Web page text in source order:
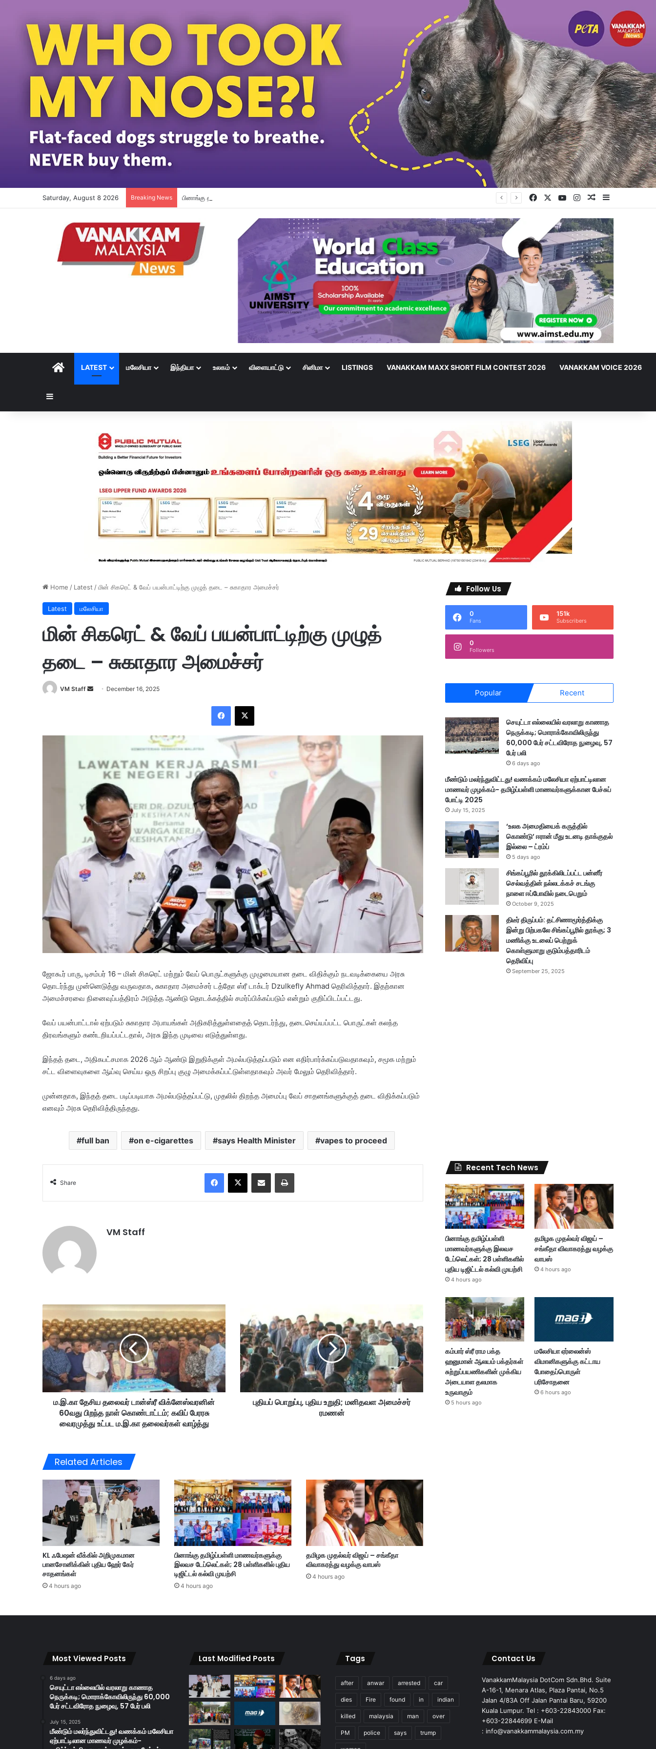
Saturday, August 8 2026 Breaking News பினாங்கு தமிழ்ப்பள்ளி மாணவர்களுக்கு இலவச டேப்லெட்கள்; 28 பள்ளிகளில் புதிய டிஜிட்டல் கல்வி முயற்சி Facebook YouTubeInstagramRandom Article
HOMELATEST மலேசியா இந்தியா உலகம் விளையாட்டு சினிமா LISTINGS VANAKKAM MAXX SHORT FILM CONTEST 2026 VANAKKAM VOICE 2026
Home / Latest /மின் சிகரெட் & வேப் பயன்பாட்டிற்கு முழுத் தடை – சுகாதார அமைச்சர்
Latest மலேசியா
மின் சிகரெட் & வேப் பயன்பாட்டிற்கு முழுத்
தடை – சுகாதார அமைச்சர்
VM Staff
e
m
l
December 16, 2025
ஜோகூர் பாரு, டிசம்பர் 16 – மின் சிகரெட் மற்றும் வேப் பொருட்களுக்கு முழுமையான தடை விதிக்கும் நடவடிக்கையை அரசு
தொடர்ந்து முன்னெடுத்து வருவதாக, சுகாதார அமைச்சர் டத்தோ ஸ்ரீ டாக்டர் Dzulkefly Ahmad தெரிவித்தார். இதற்கான
அமைச்சரவை நினைவுப்பத்திரம் அடுத்த ஆண்டு தொடக்கத்தில் சமர்ப்பிக்கப்படும் என்றும் குறிப்பிடப்பட்டது.
வேப் பயன்பாட்டால் ஏற்படும் சுகாதார அபாயங்கள் அதிகரித்துள்ளதைத் தொடர்ந்து, தடைசெய்யப்பட்ட பொருட்கள் கலந்த
திரவங்களும் கண்டறியப்பட்டதால், அரசு இந்த முடிவை எடுத்துள்ளது.
இந்தத் தடை, அதிகபட்சமாக 2026 ஆம் ஆண்டு இறுதிக்குள் அமல்படுத்தப்படும் என எதிர்பார்க்கப்படுவதாகவும், சமூக மற்றும்
சட்ட விளைவுகளை ஆய்வு செய்ய ஒரு சிறப்பு குழு அமைக்கப்பட்டுள்ளதாகவும் அவர் மேலும் தெரிவித்தார்.
முன்னதாக, இந்தத் தடை படிப்படியாக அமல்படுத்தப்பட்டு, முதலில் திறந்த அமைப்பு வேப் சாதனங்களுக்குத் தடை விதிக்கப்படும்
எனவும் அரசு தெரிவித்திருந்தது.
full ban on e-cigarettes says Health Minister vapes to proceed
Share
VM Staff
.
இ
.
கா
தே
சி
ய
த
ரீ
வ
ர
னி
ன்
6
0
வ
து
ந்
கொ
ம.இ.கா தேசிய தலைவர் டான்ஸ்ரீ விக்னேஸ்வரனின்
60வது பிறந்த நாள் கொண்டாட்டம்; கவிப் பேரரசு
வைரமுத்து உட்பட ம.இ.கா தலைவர்கள் வாழ்த்து
ய
ப்
பொ
று
ப்
பு
,
னி
த
வ
ள
அ
மை
ச்
ச
ர்
புதியப் பொறுப்பு, புதிய உறுதி; மனிதவள அமைச்சர்
ரமணன்
Related Articles
KL ஃபேஷன் வீக்கில் அறிமுகமான
பானசோனிக்கின் புதிய ஹேர் கேர்
சாதனங்கள்
4 hours ago
பினாங்கு தமிழ்ப்பள்ளி மாணவர்களுக்கு
இலவச டேப்லெட்கள்; 28 பள்ளிகளில் புதிய
டிஜிட்டல் கல்வி முயற்சி
4 hours ago
தமிழக முதல்வர் விஜய் – சங்கீதா
விவாகரத்து வழக்கு வாபஸ்
4 hours ago
Follow Us
0
Fans
151k
Subscribers
0
Followers
Popular Recent
செயுட்டா எல்லையில் வரலாறு காணாத
நெருக்கடி; மொராக்கோவிலிருந்து
60,000 பேர் சட்டவிரோத நுழைவு, 57
பேர் பலி
6 days ago
மீண்டும் மலர்ந்துவிட்டது! வணக்கம் மலேசியா ஏற்பாட்டிலான
மாணவர் முழக்கம்- தமிழ்ப்பள்ளி மாணவர்களுக்கான பேச்சுப்
போட்டி 2025
July 15, 2025
‘உலக அமைதியைக் கருத்தில்
கொண்டு’ ஈரான் மீது உடனடி தாக்குதல்
இல்லை – ட்ரம்ப்
5 days ago
சிங்கப்பூரில் தூக்கிலிடப்பட்ட பன்னீர்
செல்வத்தின் நல்லடக்கச் சடங்கு
நாளை ஈப்போவில் நடைபெறும்
October 9, 2025
திடீர் திருப்பம்: தட்சிணாமூர்த்திக்கு
இன்று பிற்பகலே சிங்கப்பூரில் தூக்கு; 3
மணிக்கு உடலைப் பெற்றுக்
கொள்ளுமாறு குடும்பத்தாரிடம்
தெரிவிப்பு
September 25, 2025
Recent Tech News
பினாங்கு தமிழ்ப்பள்ளி
மாணவர்களுக்கு இலவச
டேப்லெட்கள்; 28 பள்ளிகளில்
புதிய டிஜிட்டல் கல்வி முயற்சி
4 hours ago
தமிழக முதல்வர் விஜய் –
சங்கீதா விவாகரத்து வழக்கு
வாபஸ்
4 hours ago
கம்பார் ஸ்ரீ ராம பக்த
ஹனுமான் ஆலயம் பக்தர்கள்
சுற்றுப்பயணிகளின் முக்கிய
அடையாள தலமாக
உருவாகும்
5 hours ago
மலேசியா ஏர்லைன்ஸ்
விமானிகளுக்கு கட்டாய
போதைப்பொருள்
பரிசோதனை
6 hours ago
Most Viewed Posts
6 days ago
செயுட்டா எல்லையில் வரலாறு காணாத
நெருக்கடி; மொராக்கோவிலிருந்து 60,000
பேர் சட்டவிரோத நுழைவு, 57 பேர் பலி
July 15, 2025
மீண்டும் மலர்ந்துவிட்டது! வணக்கம் மலேசியா
ஏற்பாட்டிலான மாணவர் முழக்கம்-
Last Modified Posts Tags
after anwar arrested car
dies Fire found in indian
killed malaysia man over
PM police says trump
Contact Us
VanakkamMalaysia DotCom Sdn.Bhd. Suite
A-16-1, Menara Atlas, Plaza Pantai, No.5
Jalan 4/83A Off Jalan Pantai Baru, 59200
Kuala Lumpur. Tel : +603-22843000 Fax:
+603-22844699 E-Mail
: info@vanakkammalaysia.com.my